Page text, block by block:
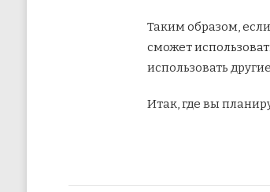
Таким образом,
сможет
использовать
Итак, где вы